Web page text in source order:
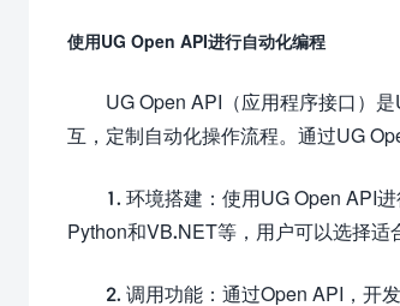
使用UG Open API进行自动化编程
UG Open API（应用程序接口）
互，定制自动化操作流程。通过UG
1. 环境搭建：使用UG Open API
Python和VB.NET等，用户可以选择适
2. 调用功能：通过Open API，开